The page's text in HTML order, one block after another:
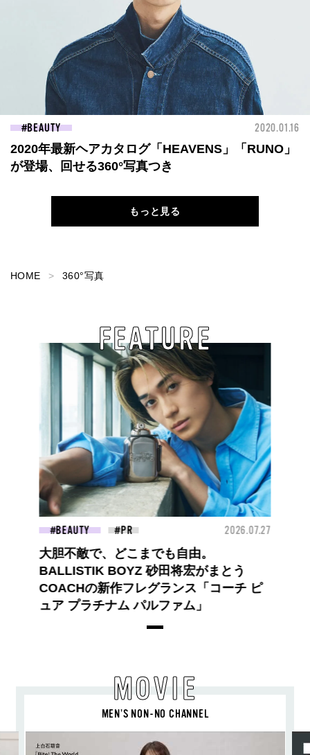
BEAUTY 2020.01.16
2020年最新ヘアカタログ「HEAVENS」「RUNO」
が登場、回せる360°写真つき
もっと見る
HOME 360°写真
FEATURE
BEAUTY 2026.07.27
大胆不敵で、どこまでも自由。
BALLISTIK BOYZ 砂田将宏がまとう
COACHの新作フレグランス「コーチ ピ
ュア プラチナム パルファム」
MOVIE
MEN’S NON-NO CHANNEL